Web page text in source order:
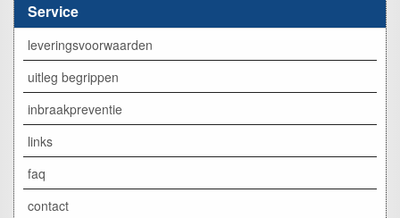
Service
leveringsvoorwaarden
uitleg begrippen
inbraakpreventie
links
faq
contact